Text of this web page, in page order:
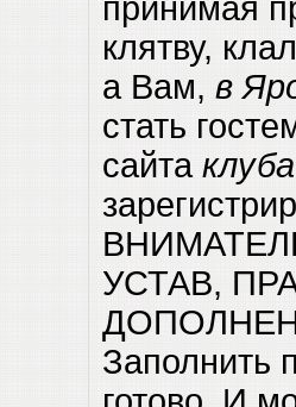
принимая
клятву,
а Вам, в
стать
сайта клуба
УСТАВ,
Заполнить